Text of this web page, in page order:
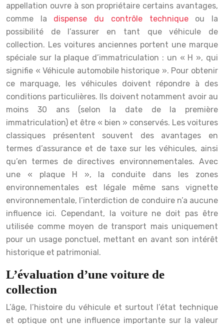
appellation ouvre à son propriétaire certains avantages,
comme la dispense du contrôle techniqueou la
possibilité de l’assurer en tant que véhicule de
collection. Les voitures anciennes portent une marque
spéciale sur la plaque d’immatriculation : un « H », qui
signifie « Véhicule automobile historique ». Pour obtenir
ce marquage, les véhicules doivent répondre à des
conditions particulières. Ils doivent notamment avoir au
moins 30 ans (selon la date de la première
immatriculation) et être « bien » conservés. Les voitures
classiques présentent souvent des avantages en
termes d’assurance et de taxe sur les véhicules, ainsi
qu’en termes de directives environnementales. Avec
une « plaque H », la conduite dans les zones
environnementales est légale même sans vignette
environnementale, l’interdiction de conduire n’a aucune
influence ici. Cependant, la voiture ne doit pas être
utilisée comme moyen de transport mais uniquement
pour un usage ponctuel, mettant en avant son intérêt
historique et patrimonial.
L’évaluation d’une voiture de
collection
L’âge, l’histoire du véhicule et surtout l’état technique
et optique ont une influence importante sur la valeur